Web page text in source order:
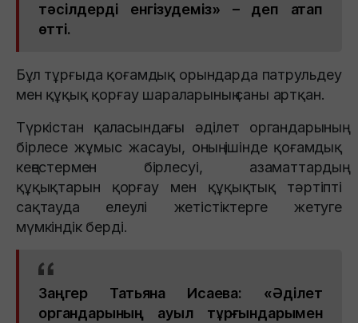
тәсілдерді енгізудеміз» – деп атап
өтті.
Бұл тұрғыда қоғамдық орындарда патрульдеу
мен құқық қорғау шараларының саны артқан.
Түркістан қаласындағы әділет органдарының
бірлесе жұмыс жасауы, оның ішінде қоғамдық
кеңестермен бірлесуі, азаматтардың
құқықтарын қорғау мен құқықтық тәртіпті
сақтауда елеулі жетістіктерге жетуге
мүмкіндік берді.
Заңгер Татьяна Исаева: «Әділет
органдарының ауыл тұрғындарымен